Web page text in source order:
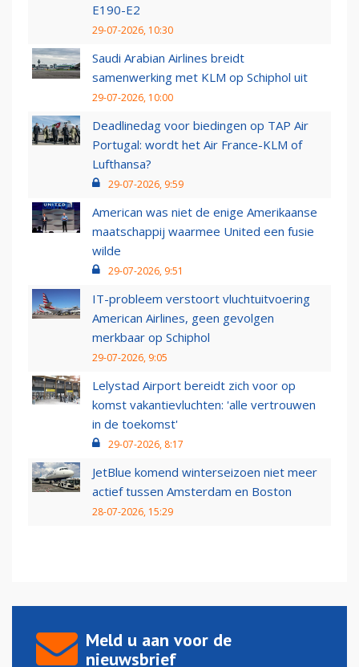
E190-E2
29-07-2026, 10:30
Saudi Arabian Airlines breidt
samenwerking met KLM op Schiphol uit
29-07-2026, 10:00
Deadlinedag voor biedingen op TAP Air
Portugal: wordt het Air France-KLM of
Lufthansa?
29-07-2026, 9:59
American was niet de enige Amerikaanse
maatschappij waarmee United een fusie
wilde
29-07-2026, 9:51
IT-probleem verstoort vluchtuitvoering
American Airlines, geen gevolgen
merkbaar op Schiphol
29-07-2026, 9:05
Lelystad Airport bereidt zich voor op
komst vakantievluchten: 'alle vertrouwen
in de toekomst'
29-07-2026, 8:17
JetBlue komend winterseizoen niet meer
actief tussen Amsterdam en Boston
28-07-2026, 15:29
Meld u aan voor de
nieuwsbrief